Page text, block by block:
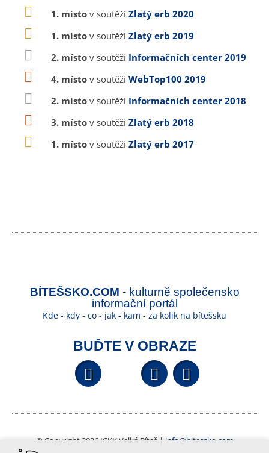
1. místo v soutěži Zlatý erb 2020
1. místo v soutěži Zlatý erb 2019
2. místo v soutěži Informačních center 2019
4. místo v soutěži WebTop100 2019
2. místo v soutěži Informačních center 2018
3. místo v soutěži Zlatý erb 2018
1. místo v soutěži Zlatý erb 2017
BÍTEŠSKO.COM - kulturně společensko
informační portál
Kde - kdy - co - jak - kam - za kolik na bítešsku
BUĎTE V OBRAZE
Facebook YouTube
© Copyright 2026 ICKK Velká Bíteš | info@bitessko.com